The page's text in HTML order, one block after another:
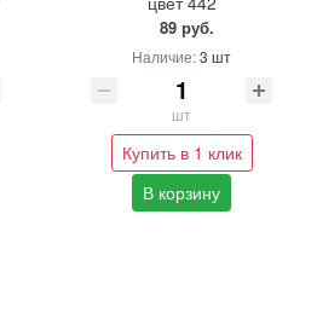
89 руб.
Наличие:3 шт
шт
Купить в 1 клик
В корзину